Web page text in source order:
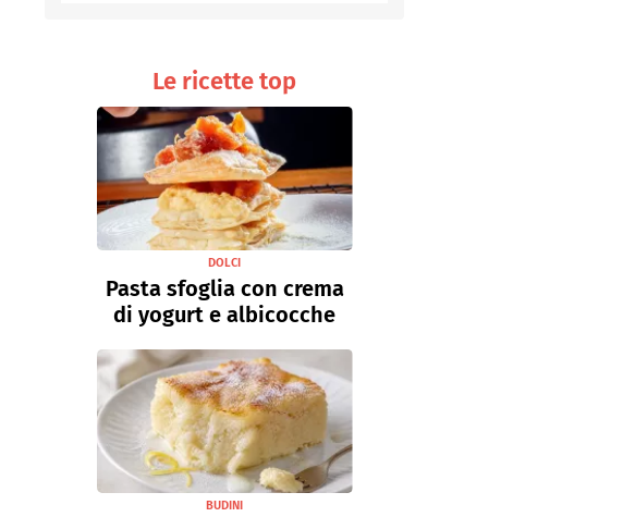
Le ricette top
DOLCI
Pasta sfoglia con crema
di yogurt e albicocche
BUDINI